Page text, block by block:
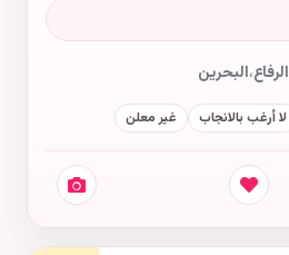
الرفاع،البحرين
لا أرغب بالانجاب غير معلن